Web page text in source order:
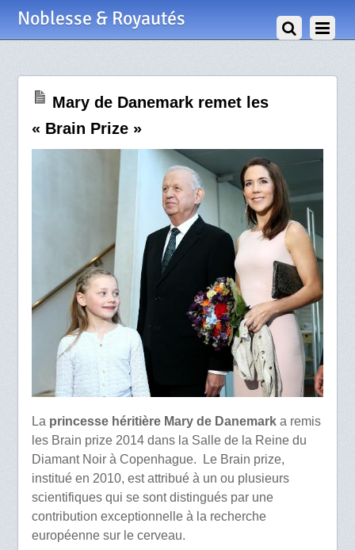
Noblesse & Royautés
Mary de Danemark remet les
« Brain Prize »
La princesse héritière Mary de Danemarka remis
les Brain prize 2014 dans la Salle de la Reine du
Diamant Noir à Copenhague. Le Brain prize,
institué en 2010, est attribué à un ou plusieurs
scientifiques qui se sont distingués par une
contribution exceptionnelle à la recherche
européenne sur le cerveau.